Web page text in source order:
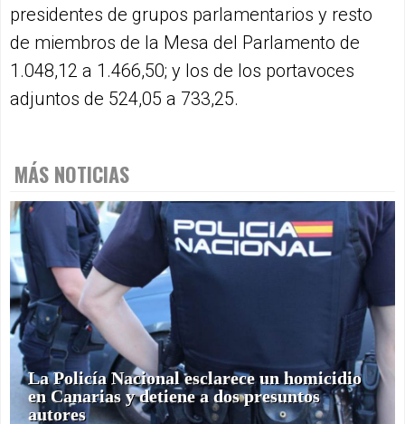
presidentes de grupos parlamentarios y resto
de miembros de la Mesa del Parlamento de
1.048,12 a 1.466,50; y los de los portavoces
adjuntos de 524,05 a 733,25.
MÁS NOTICIAS
La Policía Nacional esclarece un homicidio
en Canarias y detiene a dos presuntos
autores